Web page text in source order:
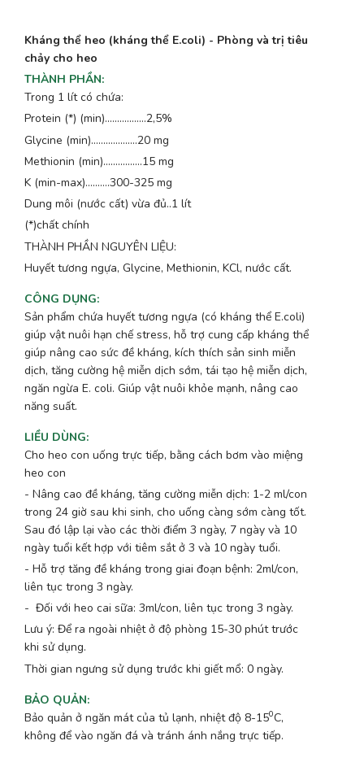
Kháng thể heo (kháng thể E.coli) - Phòng và trị tiêu
chảy cho heo
THÀNH PHẦN:
Trong 1 lít có chứa:
Protein (*) (min).................2,5%
Glycine (min)...................20 mg
Methionin (min)................15 mg
K (min-max)…...….300-325 mg
Dung môi (nước cất) vừa đủ..1 lít
(*)chất chính
THÀNH PHẦN NGUYÊN LIỆU:
Huyết tương ngựa, Glycine, Methionin, KCl, nước cất.
CÔNG DỤNG:
Sản phẩm chứa huyết tương ngựa (có kháng thể E.coli)
giúp vật nuôi hạn chế stress, hỗ trợ cung cấp kháng thể
giúp nâng cao sức đề kháng, kích thích sản sinh miễn
dịch, tăng cường hệ miễn dịch sớm, tái tạo hệ miễn dịch,
ngăn ngừa E. coli. Giúp vật nuôi khỏe mạnh, nâng cao
năng suất.
LIỀU DÙNG:
Cho heo con uống trực tiếp, bằng cách bơm vào miệng
heo con
- Nâng cao đề kháng, tăng cường miễn dịch: 1-2 ml/con
trong 24 giờ sau khi sinh, cho uống càng sớm càng tốt.
Sau đó lập lại vào các thời điểm 3 ngày, 7 ngày và 10
ngày tuổi kết hợp với tiêm sắt ở 3 và 10 ngày tuổi.
- Hỗ trợ tăng đề kháng trong giai đoạn bệnh: 2ml/con,
liên tục trong 3 ngày.
- Đối với heo cai sữa: 3ml/con, liên tục trong 3 ngày.
Lưu ý: Để ra ngoài nhiệt ở độ phòng 15-30 phút trước
khi sử dụng.
Thời gian ngưng sử dụng trước khi giết mổ: 0 ngày.
BẢO QUẢN:
Bảo quản ở ngăn mát của tủ lạnh, nhiệt độ 8-150C,
không để vào ngăn đá và tránh ánh nắng trực tiếp.